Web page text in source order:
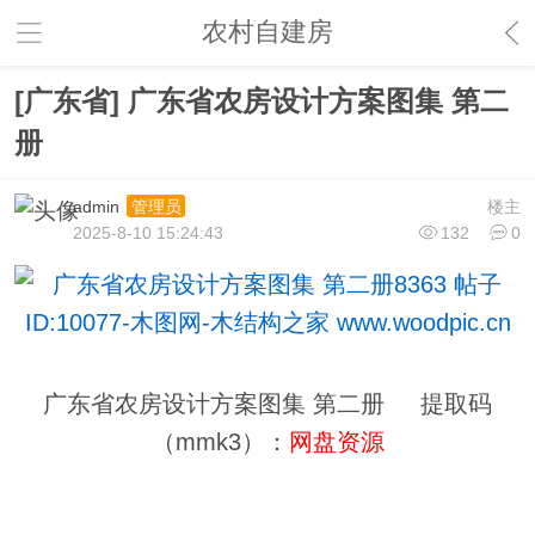
农村自建房
[广东省] 广东省农房设计方案图集 第二
册
楼主
admin
管理员
132
0
2025-8-10 15:24:43
广东省农房设计方案图集 第二册 提取码
（mmk3）： 网盘资源